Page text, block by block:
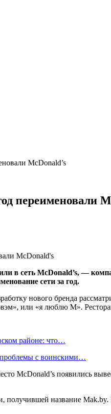
McDonald’s
переименовали
в сеть McDonald’s, —
сети за год.
нового бренда
или «я люблю М».
районе: что…
проблемы с воинскими…
McDonald’s появились
получившей название